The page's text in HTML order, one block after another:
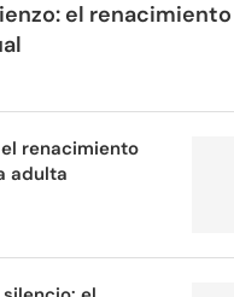
el
renacimiento
adulta